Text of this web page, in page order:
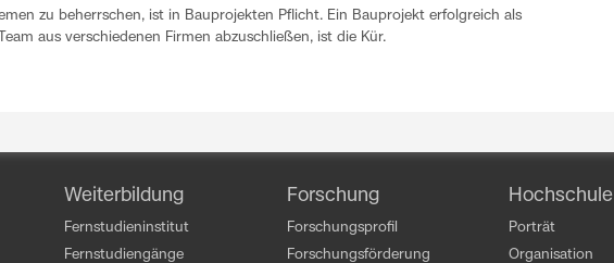
zu beherrschen, ist in Bauprojekten Pflicht. Ein Bauprojekt erfolgreich als
aus verschiedenen Firmen abzuschließen, ist die Kür.
Weiterbildung
Fernstudieninstitut
Fernstudiengänge
Forschung
Forschungsprofil
Forschungsförderung
Hochschule
Porträt
Organisation